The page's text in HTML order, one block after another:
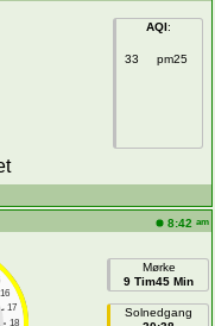
AQI:
33 pm25
8:42 am
16
17
18
Mørke
9 Tim45 Min
Solnedgang